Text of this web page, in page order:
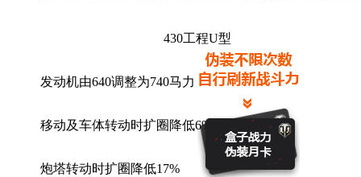
430工程U型
发动机由640调整为740马力
移动及车体转动时扩圈降低6%
炮塔转动时扩圈降低17%